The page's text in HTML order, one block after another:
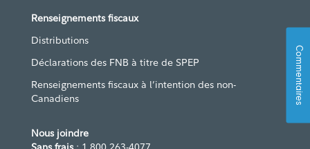
Renseignements fiscaux
Distributions
Déclarations des FNB à titre de SPEP
Renseignements fiscaux à l’intention des non-
Canadiens
Nous joindre
Commentaires